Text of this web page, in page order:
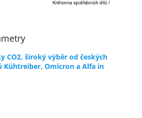
CO2, široký výběr od českých
Kühtreiber, Omicron a Alfa in